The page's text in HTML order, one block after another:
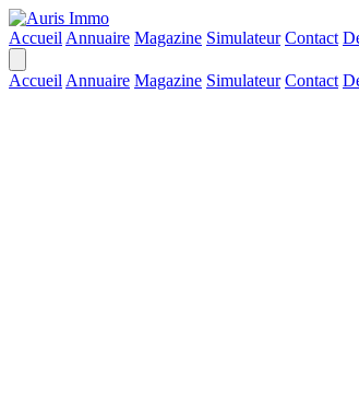
Accueil Annuaire Magazine Simulateur Contact
Accueil Annuaire Magazine Simulateur Contact